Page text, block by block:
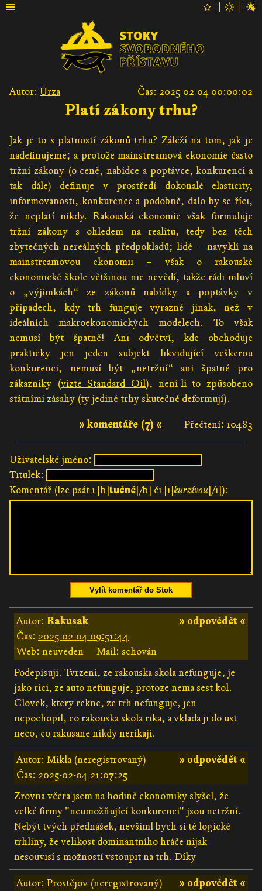
Autor: Urza Čas: 2025-02-04 00:00:02
Platí zákony trhu?
Jak je to s platností zákonů trhu? Záleží na tom, jak je
nadefinujeme; a protože mainstreamová ekonomie často
tržní zákony (o ceně, nabídce a poptávce, konkurenci a
tak dále) definuje v prostředí dokonalé elasticity,
informovanosti, konkurence a podobně, dalo by se říci,
že neplatí nikdy. Rakouská ekonomie však formuluje
tržní zákony s ohledem na realitu, tedy bez těch
zbytečných nereálných předpokladů; lidé – navyklí na
mainstreamovou ekonomii – však o rakouské
ekonomické škole většinou nic nevědí, takže rádi mluví
o „výjimkách“ ze zákonů nabídky a poptávky v
případech, kdy trh funguje výrazně jinak, než v
ideálních makroekonomických modelech. To však
nemusí být špatně! Ani odvětví, kde obchoduje
prakticky jen jeden subjekt likvidující veškerou
konkurenci, nemusí být „netržní“ ani špatné pro
zákazníky (vizte Standard Oil), není-li to způsobeno
státními zásahy (ty jediné trhy skutečně deformují).
Přečtení: 10483
» komentáře (7) «
Uživatelské jméno:
Titulek:
Komentář (lze psát i [b]tučně[/b] či [i]kurzívou[/i]):
Vylít komentář do Stok
» odpovědět «
Autor: Rakusak
Čas: 2025-02-04 09:51:44
Web: neuveden
Mail: schován
Podepisuji. Tvrzeni, ze rakouska skola nefunguje, je
jako rici, ze auto nefunguje, protoze nema sest kol.
Clovek, ktery rekne, ze trh nefunguje, jen
nepochopil, co rakouska skola rika, a vklada ji do ust
neco, co rakusane nikdy nerikaji.
» odpovědět «
Autor: Mikla (neregistrovaný)
Čas: 2025-02-04 21:07:25
Zrovna včera jsem na hodině ekonomiky slyšel, že
velké firmy "neumožňující konkurenci" jsou netržní.
Nebýt tvých přednášek, nevšiml bych si té logické
trhliny, že velikost dominantního hráče nijak
nesouvisí s možností vstoupit na trh. Díky
» odpovědět «
Autor: Prostějov (neregistrovaný)